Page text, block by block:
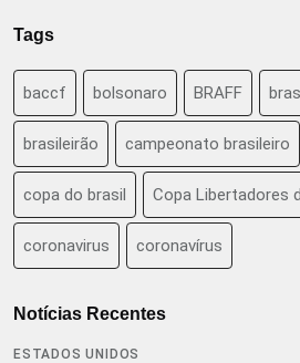
Tags
baccf bolsonaro BRAFF
brasileirão campeonato brasileiro
copa do brasil Copa Libertadores
coronavirus coronavírus
Notícias Recentes
ESTADOS UNIDOS